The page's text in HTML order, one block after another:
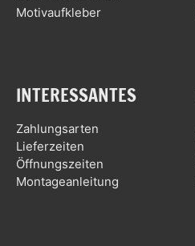
Motivaufkleber
INTERESSANTES
Zahlungsarten
Lieferzeiten
Öffnungszeiten
Montageanleitung